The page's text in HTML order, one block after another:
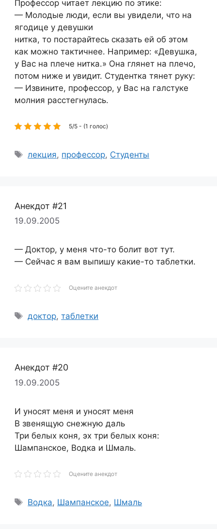
Профессор читает лекцию по этике:
— Молодые люди, если вы увидели, что на
ягодице у девушки
нитка, то постарайтесь сказать ей об этом
как можно тактичнее. Например: «Девушка,
у Вас на плече нитка.» Она глянет на плечо,
потом ниже и увидит. Студентка тянет руку:
— Извините, профессор, у Вас на галстуке
молния расстегнулась.
5/5 - (1 голос)
Метки
лекция, профессор, Студенты
Анекдот #21
19.09.2005
— Доктор, у меня что-то болит вот тут.
— Сейчас я вам выпишу какие-то таблетки.
Оцените анекдот
Метки
доктор,таблетки
Анекдот #20
19.09.2005
И уносят меня и уносят меня
В звенящую снежную даль
Три белых коня, эх три белых коня:
Шампанское, Водка и Шмаль.
Оцените анекдот
Метки
Водка, Шампанское, Шмаль